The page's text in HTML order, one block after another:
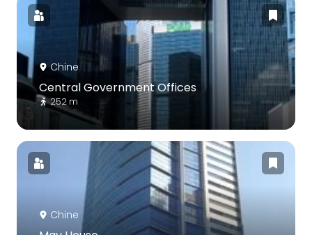
Chine
Central Government Offices
252 m
Chine